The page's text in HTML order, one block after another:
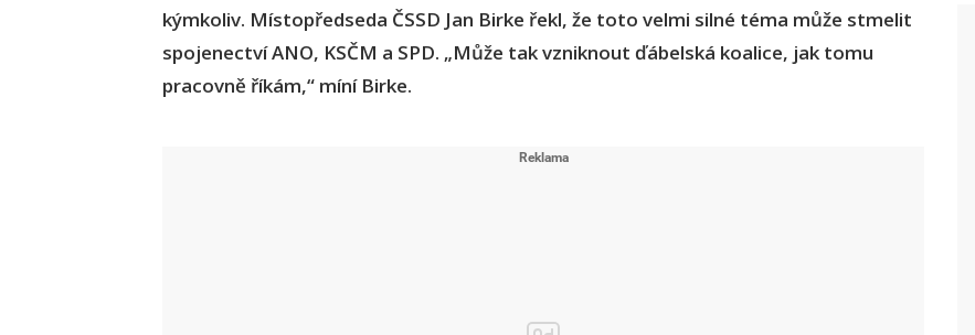
kýmkoliv. Místopředseda ČSSD Jan Birke řekl, že toto velmi silné téma může stmelit
spojenectví ANO, KSČM a SPD. „Může tak vzniknout ďábelská koalice, jak tomu
pracovně říkám,“ míní Birke.